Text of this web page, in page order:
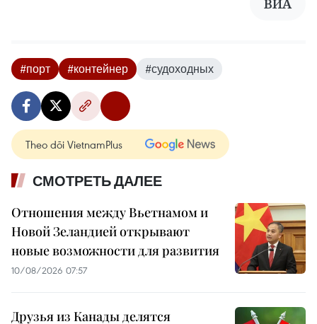
ВИА
#порт #контейнер #судоходных
Theo dõi VietnamPlus
СМОТРЕТЬ ДАЛЕЕ
Отношения между Вьетнамом и
Новой Зеландией открывают
новые возможности для развития
10/08/2026 07:57
Друзья из Канады делятся